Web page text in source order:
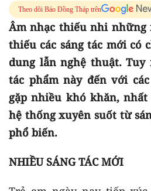
Theo dõi Báo Đồng Tháp trên
Âm nhạc thiếu nhi những
thiếu các sáng tác mới có
dung lẫn nghệ thuật. Tuy
tác phẩm này đến với
gặp nhiều khó khăn,
hệ thống xuyên suốt từ
phổ biến.
NHIỀU SÁNG TÁC MỚI